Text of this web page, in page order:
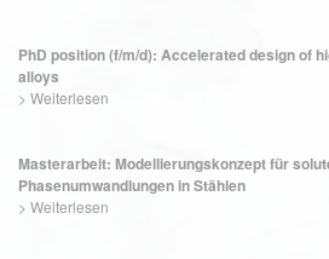
PhD position (f/m/d): Accelerated design of
alloys
> Weiterlesen
Masterarbeit: Modellierungskonzept für
Phasenumwandlungen in Stählen
> Weiterlesen